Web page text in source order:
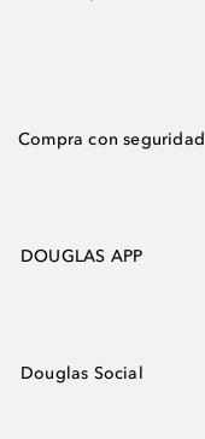
Compra con seguridad
DOUGLAS APP
Douglas Social